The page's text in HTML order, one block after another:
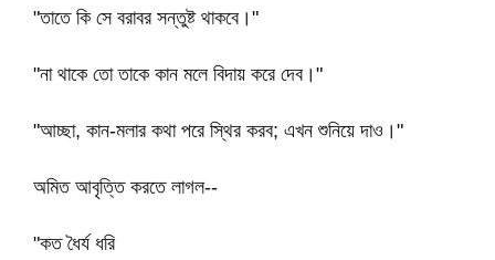
"তাতে কি সে বরাবর সন্তুষ্ট থাকবে।"
"না থাকে তো তাকে কান মলে বিদায় করে দেব।"
"আচ্ছা, কান-মলার কথা পরে স্থির করব; এখন শুনিয়ে দাও।"
অমিত আবৃত্তি করতে লাগল--
"কত ধৈর্য ধরি